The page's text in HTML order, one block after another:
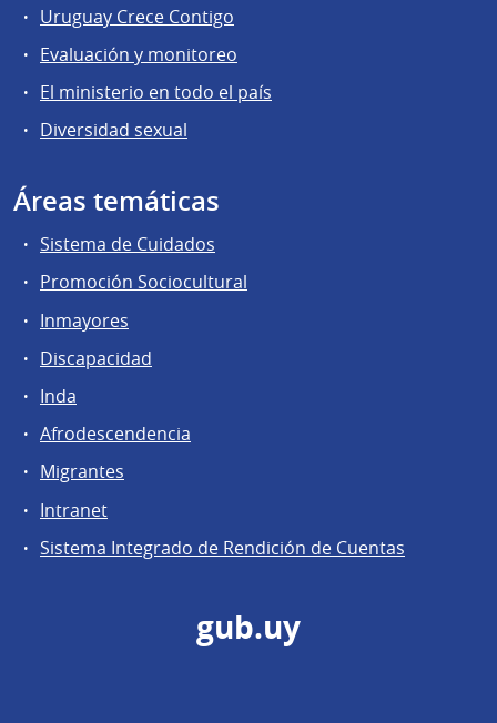
Uruguay Crece Contigo
Evaluación y monitoreo
El ministerio en todo el país
Diversidad sexual
Áreas temáticas
Sistema de Cuidados
Promoción Sociocultural
Inmayores
Discapacidad
Inda
Afrodescendencia
Migrantes
Intranet
Sistema Integrado de Rendición de Cuentas
gub.uy